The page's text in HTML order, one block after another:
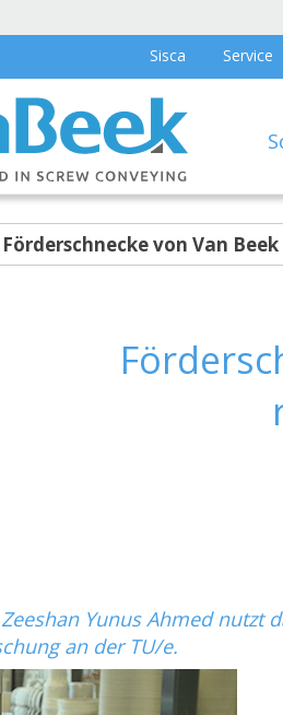
Sisca Service
Förderschnecke von Van
Yunus Ahmed nutzt
an der TU/e.